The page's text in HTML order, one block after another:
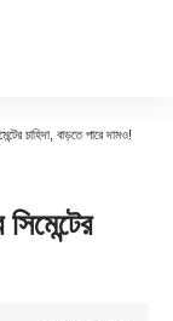
চাহিদা, বাড়তে পারে দামও!